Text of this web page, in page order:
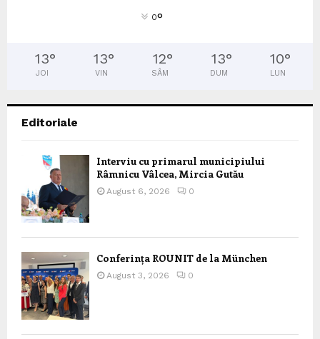
0°
13°
JOI
13°
VIN
12°
SÂM
13°
DUM
10°
LUN
Editoriale
Interviu cu primarul municipiului
Râmnicu Vâlcea, Mircia Gutău
August 6, 2026 0
Conferința ROUNIT de la München
August 3, 2026 0